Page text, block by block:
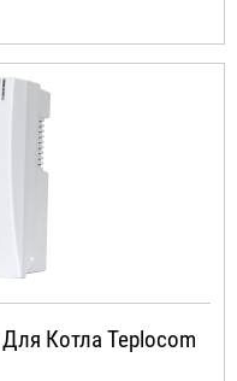
Котла Teplocom